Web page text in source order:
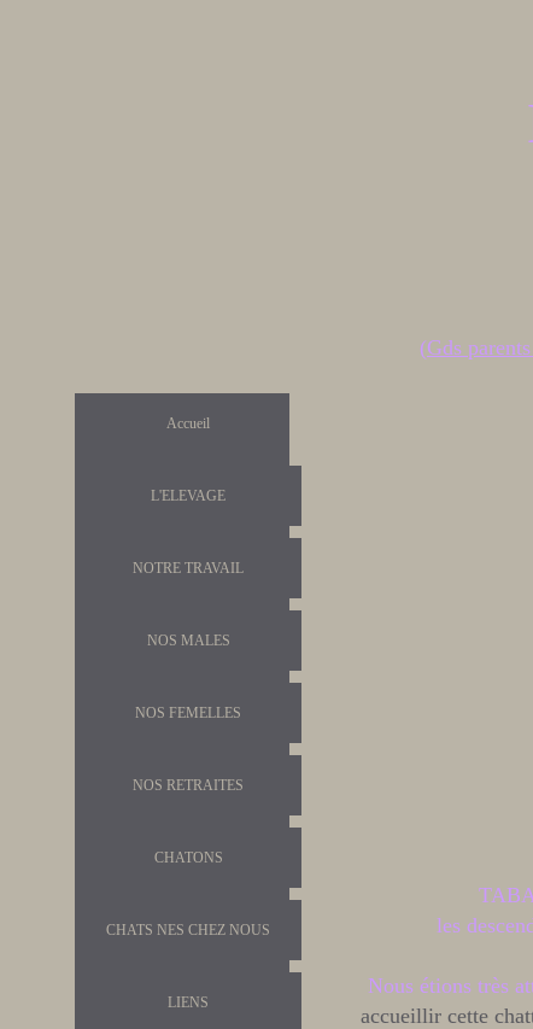
(Gds
Accueil
L'ELEVAGE
NOTRE TRAVAIL
NOS MALES
NOS FEMELLES
NOS RETRAITES
CHATONS
CHATS NES CHEZ NOUS
LIENS
les
Nous étions très
accueillir cette